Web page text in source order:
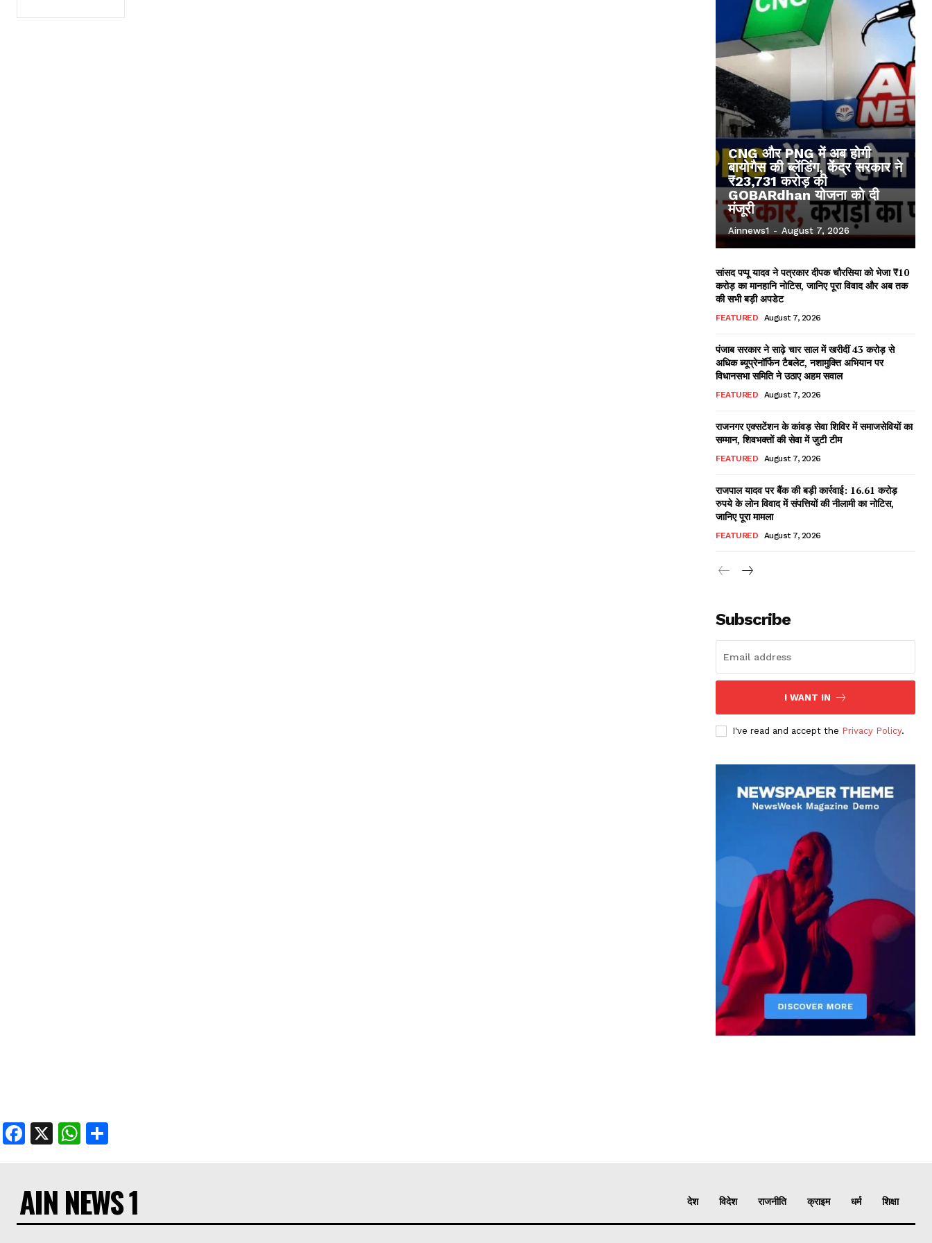
CNG और PNG में अब होगी
बायोगैस की ब्लेंडिंग, केंद्र सरकार ने
₹23,731 करोड़ की
GOBARdhan योजना को दी
मंजूरी
Ainnews1 - August 7, 2026
सांसद पप्पू यादव ने पत्रकार दीपक चौरसिया को भेजा ₹10
करोड़ का मानहानि नोटिस, जानिए पूरा विवाद और अब तक
की सभी बड़ी अपडेट
FEATURED August 7, 2026
पंजाब सरकार ने साढ़े चार साल में खरीदीं 43 करोड़ से
अधिक ब्यूप्रेनॉर्फिन टैबलेट, नशामुक्ति अभियान पर
विधानसभा समिति ने उठाए अहम सवाल
FEATURED August 7, 2026
राजनगर एक्सटेंशन के कांवड़ सेवा शिविर में समाजसेवियों का
सम्मान, शिवभक्तों की सेवा में जुटी टीम
FEATURED August 7, 2026
राजपाल यादव पर बैंक की बड़ी कार्रवाई: 16.61 करोड़
रुपये के लोन विवाद में संपत्तियों की नीलामी का नोटिस,
जानिए पूरा मामला
FEATURED August 7, 2026
Subscribe
I WANT IN
I've read and accept the Privacy Policy.
Facebook
X WhatsApp
AIN NEWS 1 देश विदेश राजनीति क्राइम धर्म शिक्षा